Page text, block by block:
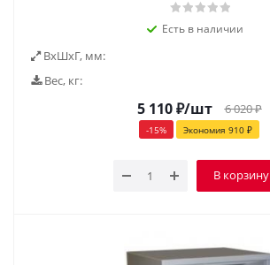
Есть в наличии
ВxШxГ, мм:
Вес, кг:
5 110₽/шт 6 020₽
-15% Экономия 910 ₽
В корзину